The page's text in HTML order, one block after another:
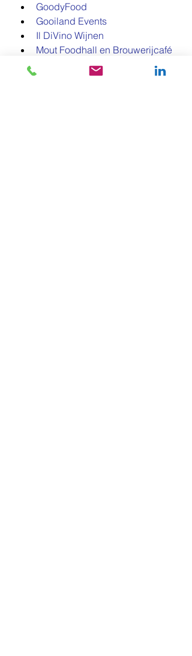
GoodyFood
Gooiland Events
Il DiVino Wijnen
Mout Foodhall en Brouwerijcafé
Restaurant Bleu